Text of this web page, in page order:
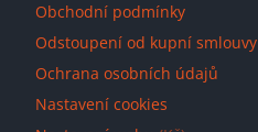
Obchodní podmínky
Odstoupení od kupní smlouvy
Ochrana osobních údajů
Nastavení cookies